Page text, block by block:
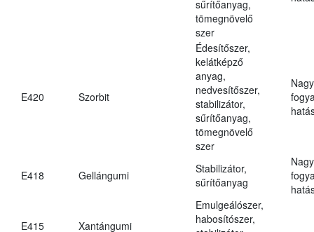
sűrítőanyag,
tömegnövelő
szer
E420 Szorbit
Édesítőszer,
kelátképző
anyag,
nedvesítőszer,
stabilizátor,
sűrítőanyag,
tömegnövelő
szer
E418 Gellángumi
Stabilizátor,
sűrítőanyag
E415 Xantángumi
Emulgeálószer,
habosítószer,